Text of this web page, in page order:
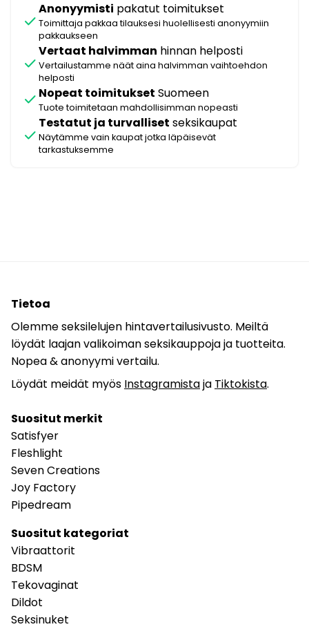
check
Anonyymisti pakatut toimitukset
Toimittaja pakkaa tilauksesi huolellisesti anonyymiin
pakkaukseen
check
Vertaat halvimman hinnan helposti
Vertailustamme näät aina halvimman vaihtoehdon
helposti
check Nopeat toimitukset Suomeen
Tuote toimitetaan mahdollisimman nopeasti
check
Testatut ja turvalliset seksikaupat
Näytämme vain kaupat jotka läpäisevät
tarkastuksemme
Tietoa
Olemme seksilelujen hintavertailusivusto. Meiltä
löydät laajan valikoiman seksikauppoja ja tuotteita.
Nopea & anonyymi vertailu.
Löydät meidät myös Instagramistaja Tiktokista.
Suositut merkit
Satisfyer
Fleshlight
Seven Creations
Joy Factory
Pipedream
Suositut kategoriat
Vibraattorit
BDSM
Tekovaginat
Dildot
Seksinuket